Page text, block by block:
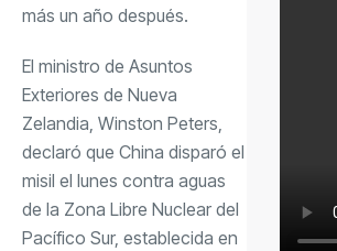
más un año después.
El ministro de Asuntos
Exteriores de Nueva
Zelandia, Winston Peters,
declaró que China disparó el
misil el lunes contra aguas
de la Zona Libre Nuclear del
Pacífico Sur, establecida en